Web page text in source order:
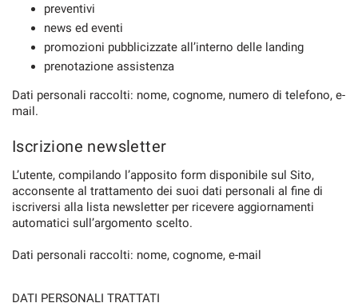
preventivi
news ed eventi
promozioni pubblicizzate all’interno delle landing
prenotazione assistenza
Dati personali raccolti: nome, cognome, numero di telefono, e-
mail.
Iscrizione newsletter
L’utente, compilando l’apposito form disponibile sul Sito,
acconsente al trattamento dei suoi dati personali al fine di
iscriversi alla lista newsletter per ricevere aggiornamenti
automatici sull’argomento scelto.
Dati personali raccolti: nome, cognome, e-mail
DATI PERSONALI TRATTATI
Cookie di marketing
la
Salva
impostazioni